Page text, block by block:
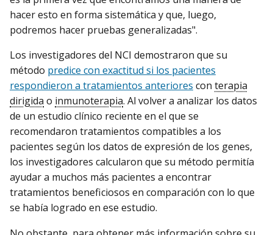
hacer esto en forma sistemática y que, luego,
podremos hacer pruebas generalizadas".
Los investigadores del NCI demostraron que su
método predice con exactitud si los pacientes
respondieron a tratamientos anteriores con terapia
dirigida o inmunoterapia. Al volver a analizar los datos
de un estudio clínico reciente en el que se
recomendaron tratamientos compatibles a los
pacientes según los datos de expresión de los genes,
los investigadores calcularon que su método permitía
ayudar a muchos más pacientes a encontrar
tratamientos beneficiosos en comparación con lo que
se había logrado en ese estudio.